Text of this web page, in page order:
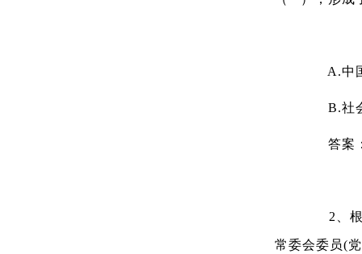
A.中国
B.社会
答案
2、根
常委会委员(